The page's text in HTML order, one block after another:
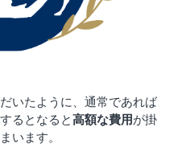
いたように、通常であれば
るとなると高額な費用が掛
います。